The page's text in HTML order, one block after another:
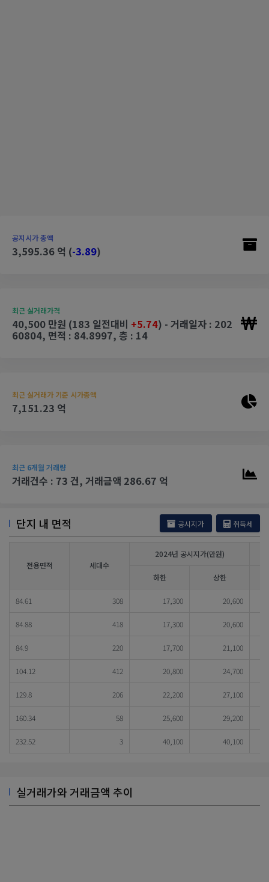
공지시가 총액
3,595.36 억 (-3.89)
최근 실거래가격
40,500 만원 (183 일전대비 +5.74) - 거래일자 : 202
60804, 면적 : 84.8997, 층 : 14
최근 실거래가 기준 시가총액
7,151.23 억
최근 6개월 거래량
거래건수 : 73 건, 거래금액 286.67 억
단지 내 면적 공시지가 취득세
전용면적 세대수
2024년 공시지가(만원)
하한 상한
84.61 308 17,300 20,600
84.88 418 17,300 20,600
84.9 220 17,700 21,100
104.12 412 20,800 24,700
129.8 206 22,200 27,100
160.34 58 25,600 29,200
232.52 3 40,100 40,100
실거래가와 거래금액 추이